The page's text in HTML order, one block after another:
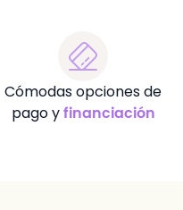
Cómodas opciones de
pago y financiación